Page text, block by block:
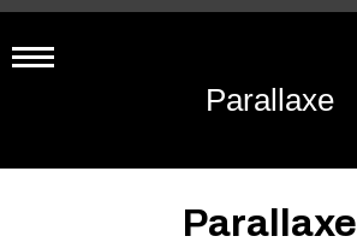
Parallaxe
Parallaxe